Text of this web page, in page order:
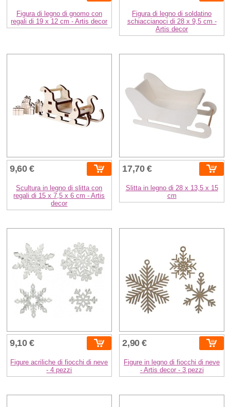
Figura di legno di gnomo con
regali di 19 x 12 cm - Artis decor
Figura di legno di soldatino
schiaccianoci di 28 x 9,5 cm -
Artis decor
9,60 €
Scultura in legno di slitta con
regali di 15 x 7,5 x 6 cm - Artis
decor
17,70 €
Slitta in legno di 28 x 13,5 x 15
cm
9,10 €
Figure acriliche di fiocchi di neve
- 4 pezzi
2,90 €
Figure in legno di fiocchi di neve
- Artis decor - 3 pezzi